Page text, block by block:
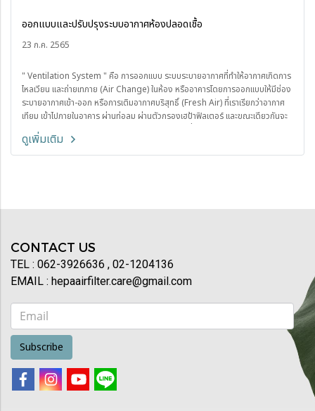
ออกแบบและปรับปรุงระบบอากาศห้องปลอดเชื้อ
23 ก.ค. 2565
" Ventilation System " คือ การออกแบบ ระบบระบายอากาศที่ทำให้อากาศเกิดการ
ไหลเวียน และถ่ายเทภาย (Air Change) ในห้อง หรืออาคารโดยการออกแบบให้มีช่อง
ระบายอากาศเข้า-ออก หรือการเติมอากาศบริสุทธิ์ (Fresh Air) ที่เราเรียกว่าอากาศ
เทียม เข้าไปภายในอาคาร ผ่านท่อลม ผ่านตัวกรองเฮป้าฟิลเตอร์ และขณะเดียวกันจะ
ต้องระบายอากาศออกยังภายนอก จะต้องมีปริมาณที่เหมาะสม และผ่านฟิลเตอร์
กรองอากาศที่ปล่อยออกภายนอกต้องเป็นอากาศที่ปลอดภัยต่อผู้อื่น เพราะในปัจจุบัน
มีกฎหมาย มีมาตรฐานควบคุมด้านสิ่งแวดล้อม ดังนั้นการออกแบบและติดตั้ง
ดูเพิ่มเติม
CONTACT US
TEL : 062-3926636 , 02-1204136
EMAIL : hepaairfilter.care@gmail.com
Subscribe